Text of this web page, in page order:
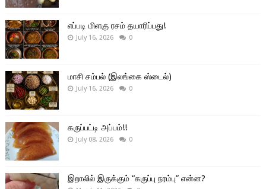
எப்படி மிளகு ரசம் தயாரிப்பது!
July 16, 2026 0
மாசி சம்பல் (இலங்கை ஸ்டைல்)
July 16, 2026 0
கருப்பட்டி அப்பம்!!
July 08, 2026 0
இறாலில் இருக்கும் “கருப்பு நரம்பு” என்ன?